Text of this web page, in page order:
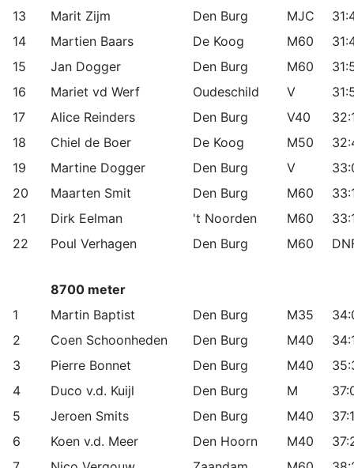
13
Marit Zijm Den Burg MJC
14
Martien Baars De Koog M60
15
Jan Dogger Den Burg M60
16
Mariet vd Werf Oudeschild V
17
Alice Reinders Den Burg V40
18
Chiel de Boer De Koog M50
19
Martine Dogger Den Burg V
20
Maarten Smit Den Burg M60
21
Dirk Eelman 't Noorden M60
22
Poul Verhagen Den Burg M60
8700 meter
1
Martin Baptist Den Burg M35
2
Coen Schoonheden Den Burg M40
3
Pierre Bonnet Den Burg M40
4
Duco v.d. Kuijl Den Burg M
5
Jeroen Smits Den Burg M40
6
Koen v.d. Meer Den Hoorn M40